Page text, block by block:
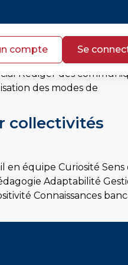
compte Se
Gestion d’agenda
Rédiger des
des modes de
collectivités
équipe Curiosité Sens
Adaptabilité
Connaissances